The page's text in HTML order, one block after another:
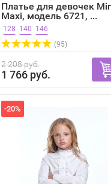
Платье для девочек
Maxi, модель 6721, ...
128 140 146
(95)
2 208 руб.
1 766 руб.
-20%